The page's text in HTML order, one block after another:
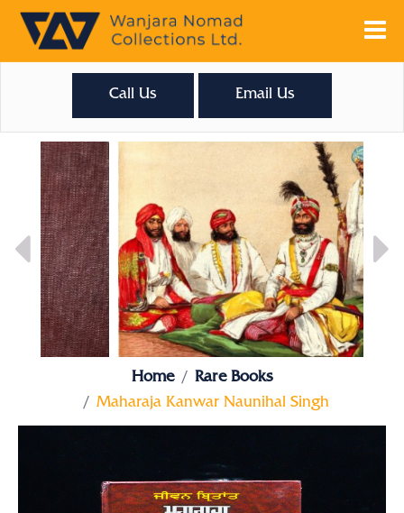
Call Us Email Us
Home
Rare Books
Maharaja Kanwar Naunihal Singh